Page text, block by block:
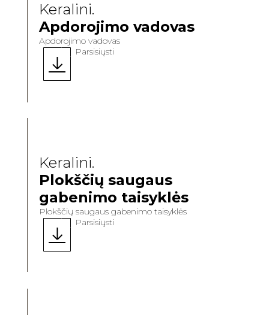
Keralini.
Apdorojimo vadovas
Apdorojimo vadovas
Parsisiųsti
Keralini.
Plokščių saugaus
gabenimo taisyklės
Plokščių saugaus gabenimo taisyklės
Parsisiųsti